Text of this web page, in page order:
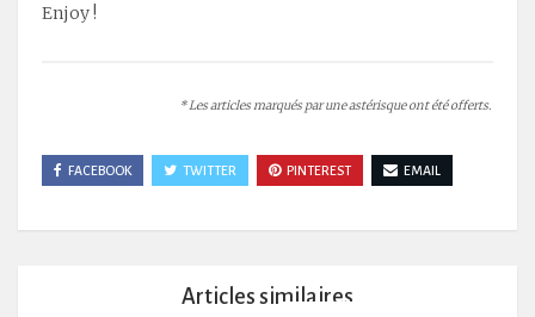
Enjoy !
* Les articles marqués par une astérisque ont été offerts.
FACEBOOK TWITTER PINTEREST EMAIL
Articles similaires